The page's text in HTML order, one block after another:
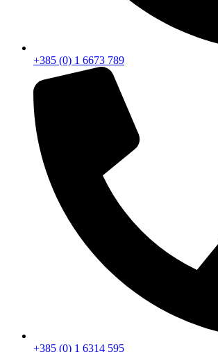
+385 (0) 1 6673 789
+385 (0) 1 6314 595